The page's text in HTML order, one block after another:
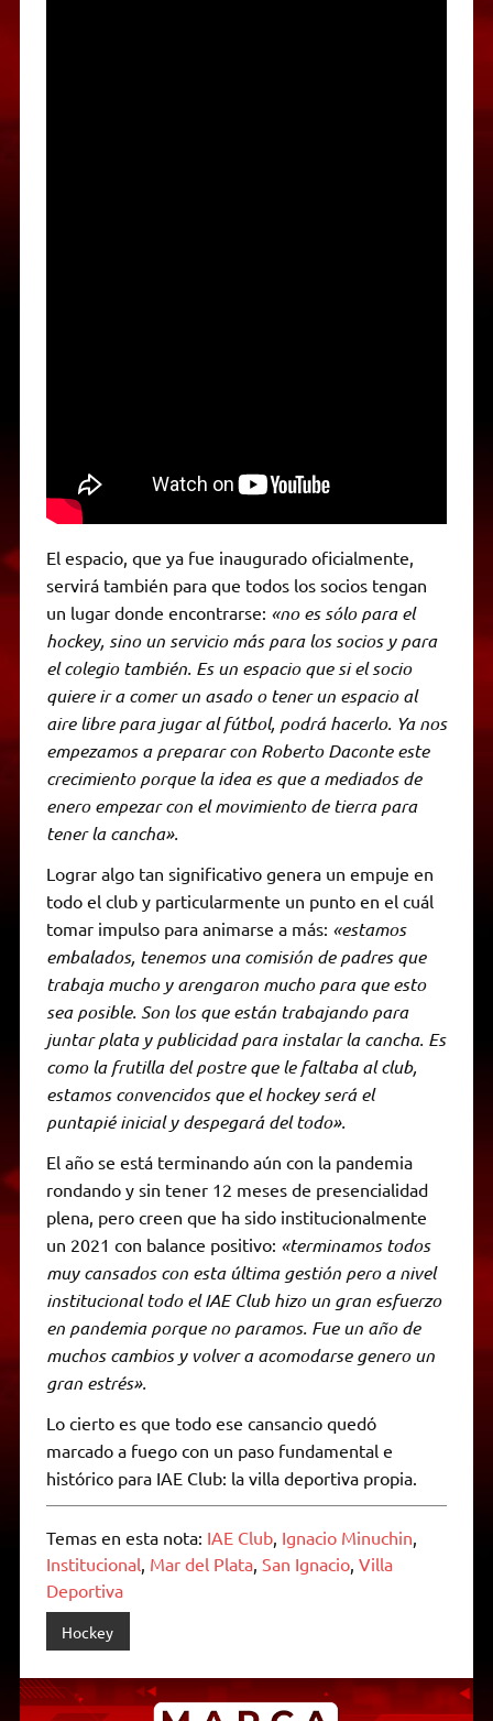
El espacio, que ya fue inaugurado oficialmente,
servirá también para que todos los socios tengan
un lugar donde encontrarse: «no es sólo para el
hockey, sino un servicio más para los socios y para
el colegio también. Es un espacio que si el socio
quiere ir a comer un asado o tener un espacio al
aire libre para jugar al fútbol, podrá hacerlo. Ya nos
empezamos a preparar con Roberto Daconte este
crecimiento porque la idea es que a mediados de
enero empezar con el movimiento de tierra para
tener la cancha».
Lograr algo tan significativo genera un empuje en
todo el club y particularmente un punto en el cuál
tomar impulso para animarse a más: «estamos
embalados, tenemos una comisión de padres que
trabaja mucho y arengaron mucho para que esto
sea posible. Son los que están trabajando para
juntar plata y publicidad para instalar la cancha. Es
como la frutilla del postre que le faltaba al club,
estamos convencidos que el hockey será el
puntapié inicial y despegará del todo».
El año se está terminando aún con la pandemia
rondando y sin tener 12 meses de presencialidad
plena, pero creen que ha sido institucionalmente
un 2021 con balance positivo: «terminamos todos
muy cansados con esta última gestión pero a nivel
institucional todo el IAE Club hizo un gran esfuerzo
en pandemia porque no paramos. Fue un año de
muchos cambios y volver a acomodarse genero un
gran estrés».
Lo cierto es que todo ese cansancio quedó
marcado a fuego con un paso fundamental e
histórico para IAE Club: la villa deportiva propia.
Temas en esta nota: IAE Club, Ignacio Minuchin
Institucional Mar del Plata, San Ignacio, Villa
Deportiva
Hockey